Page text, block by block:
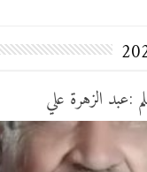
الزهرة علي